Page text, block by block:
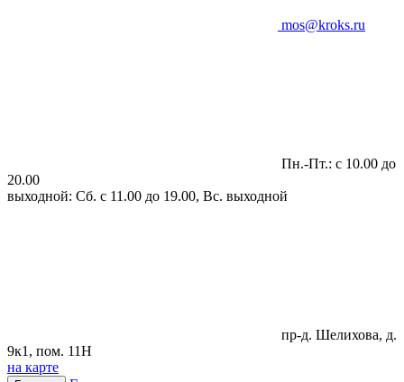
mos@kroks.ru
Пн.-Пт.: с 10.00 до
20.00
выходной: Сб. с 11.00 до 19.00, Вс. выходной
пр-д. Шелихова, д.
9к1, пом. 11Н
на карте